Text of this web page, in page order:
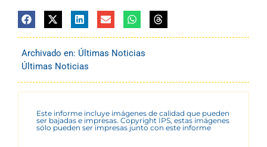
Archivado en: Últimas Noticias
Últimas Noticias
Este informe incluye imágenes de calidad que pueden
ser bajadas e impresas. Copyright IPS, estas imágenes
sólo pueden ser impresas junto con este informe